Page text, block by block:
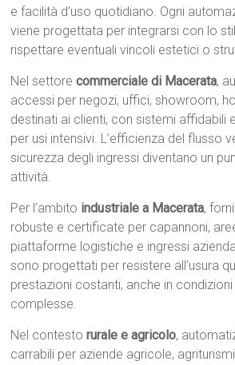
e facilità d’uso quotidiano. Ogni
viene progettata per integrarsi con lo
rispettare eventuali vincoli estetici o
Nel settorecommerciale di Macerata,
accessi per negozi, uffici, showroom,
destinati ai clienti, con sistemi affidabili
per usi intensivi. L’efficienza del flusso
sicurezza degli ingressi diventano un
attività.
Per l’ambito industriale a Macerata,
robuste e certificate per capannoni,
piattaforme logistiche e ingressi
sono progettati per resistere all’usura
prestazioni costanti, anche in
complesse.
Nel contestorurale e agricolo,
carrabili per aziende agricole,